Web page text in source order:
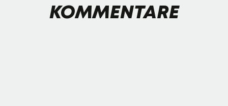
KOMMENTARE